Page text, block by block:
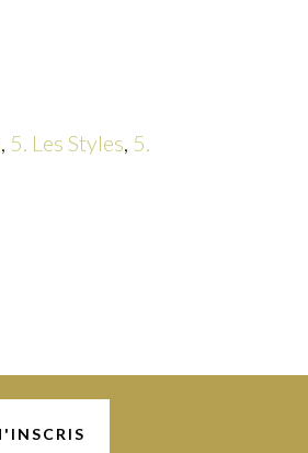
, 5. Les Styles, 5.